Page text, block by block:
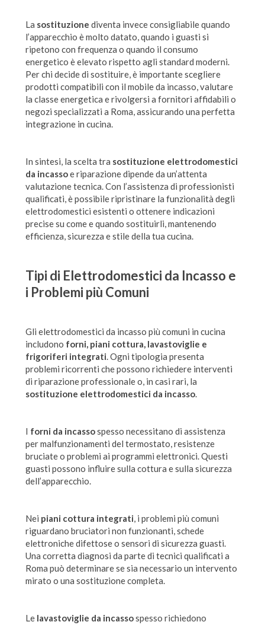
La sostituzione diventa invece consigliabile quando
l’apparecchio è molto datato, quando i guasti si
ripetono con frequenza o quando il consumo
energetico è elevato rispetto agli standard moderni.
Per chi decide di sostituire, è importante scegliere
prodotti compatibili con il mobile da incasso, valutare
la classe energetica e rivolgersi a fornitori affidabili o
negozi specializzati a Roma, assicurando una perfetta
integrazione in cucina.
In sintesi, la scelta tra sostituzione elettrodomestici
da incassoe riparazione dipende da un’attenta
valutazione tecnica. Con l’assistenza di professionisti
qualificati, è possibile ripristinare la funzionalità degli
elettrodomestici esistenti o ottenere indicazioni
precise su come e quando sostituirli, mantenendo
efficienza, sicurezza e stile della tua cucina.
Tipi di Elettrodomestici da Incasso e
i Problemi più Comuni
Gli elettrodomestici da incasso più comuni in cucina
includono forni, piani cottura, lavastoviglie e
frigoriferi integrati . Ogni tipologia presenta
problemi ricorrenti che possono richiedere interventi
di riparazione professionale o, in casi rari, la
sostituzione elettrodomestici da incasso.
I forni da incassospesso necessitano di assistenza
per malfunzionamenti del termostato, resistenze
bruciate o problemi ai programmi elettronici. Questi
guasti possono influire sulla cottura e sulla sicurezza
dell’apparecchio.
Nei piani cottura integrati , i problemi più comuni
riguardano bruciatori non funzionanti, schede
elettroniche difettose o sensori di sicurezza guasti.
Una corretta diagnosi da parte di tecnici qualificati a
Roma può determinare se sia necessario un intervento
mirato o una sostituzione completa.
Le lavastoviglie da incassospesso richiedono